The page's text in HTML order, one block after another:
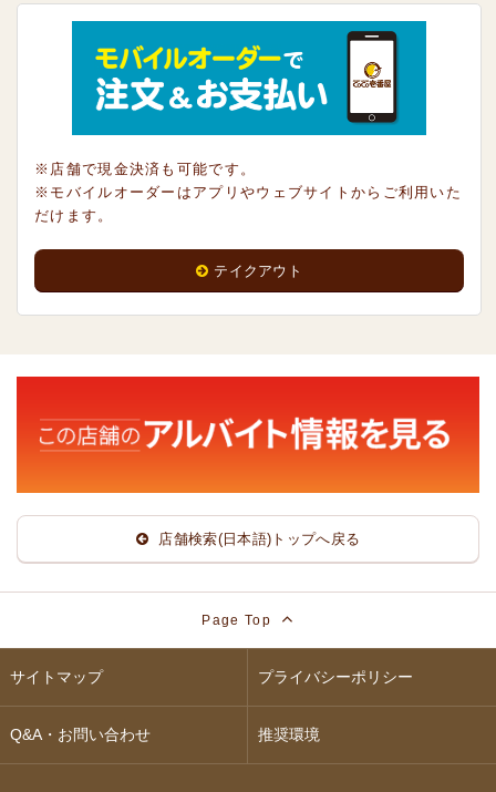
※店舗で現金決済も可能です。
※モバイルオーダーはアプリやウェブサイトからご利用いた
だけます。
テイクアウト
店舗検索(日本語)トップへ戻る
Page Top
サイトマップ プライバシーポリシー
Q&A・お問い合わせ 推奨環境